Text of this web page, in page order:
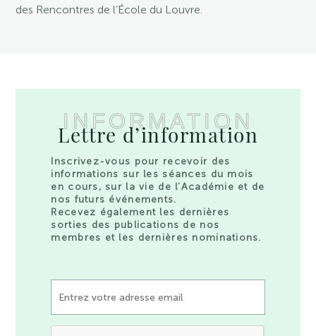
des Rencontres de l’École du Louvre.
INFORMATION
Lettre d’information
Inscrivez-vous pour recevoir des
informations sur les séances du mois
en cours, sur la vie de l’Académie et de
nos futurs événements.
Recevez également les dernières
sorties des publications de nos
membres et les dernières nominations.